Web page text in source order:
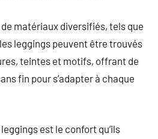
matériaux diversifiés, tels que
leggings peuvent être trouvés
teintes et motifs, offrant de
fin pour s’adapter à chaque
est le confort qu’ils